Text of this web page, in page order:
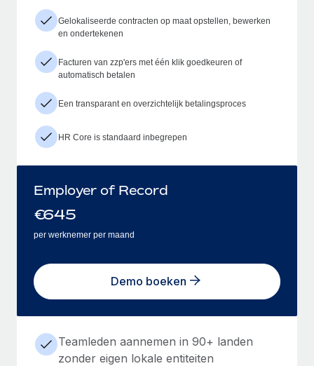
Gelokaliseerde contracten op maat opstellen, bewerken
en ondertekenen
Facturen van zzp'ers met één klik goedkeuren of
automatisch betalen
Een transparant en overzichtelijk betalingsproces
HR Core is standaard inbegrepen
Employer of Record
€645
per werknemer per maand
Demo boeken
Teamleden aannemen in 90+ landen
zonder eigen lokale entiteiten